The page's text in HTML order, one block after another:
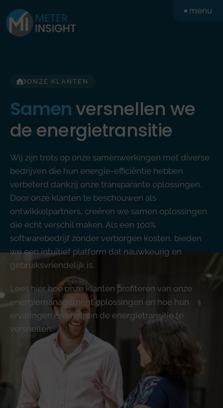
naar
de
menu
ONZE KLANTEN
Samenversnellen we
de energietransitie
Wij zijn trots op onze samenwerkingen met diverse
bedrijven die hun energie-efficiëntie hebben
verbeterd dankzij onze transparante oplossingen.
Door onze klanten te beschouwen als
ontwikkelpartners, creëren we samen oplossingen
die écht verschil maken. Als een 100%
softwarebedrijf zonder verborgen kosten, bieden
we een intuïtief platform dat nauwkeurig en
gebruiksvriendelijk is.
Lees hier hoe onze klanten profiteren van onze
energiemanagement oplossingen en hoe hun
ervaringen ons helpen de energietransitie te
versnellen.